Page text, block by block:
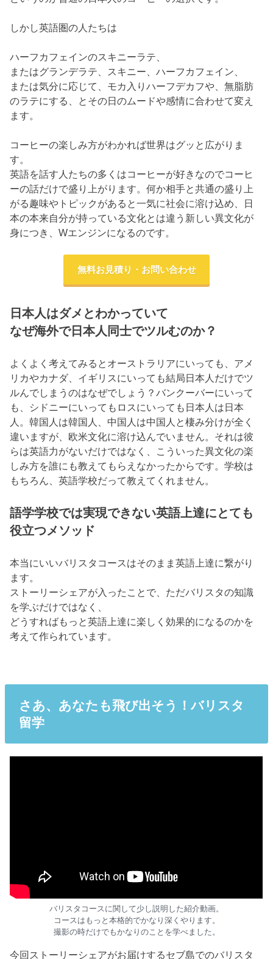
しかし英語圏の人たちは
ハーフカフェインのスキニーラテ、
またはグランデラテ、スキニー、ハーフカフェイン、
または気分に応じて、モカ入りハーフデカフや、無脂肪
のラテにする、とその日のムードや感情に合わせて変え
ます。
コーヒーの楽しみ方がわかれば世界はグッと広がりま
す。
英語を話す人たちの多くはコーヒーが好きなのでコーヒ
ーの話だけで盛り上がります。何か相手と共通の盛り上
がる趣味やトピックがあると一気に社会に溶け込め、日
本の本来自分が持っている文化とは違う新しい異文化が
身につき、Wエンジンになるのです。
無料お見積り・お問い合わせ
日本人はダメとわかっていて
なぜ海外で日本人同士でツルむのか？
よくよく考えてみるとオーストラリアにいっても、アメ
リカやカナダ、イギリスにいっても結局日本人だけでツ
ルんでしまうのはなぜでしょう？バンクーバーにいって
も、シドニーにいってもロスにいっても日本人は日本
人。韓国人は韓国人、中国人は中国人と棲み分けが全く
違いますが、欧米文化に溶け込んでいません。それは彼
らは英語力がないだけではなく、こういった異文化の楽
しみ方を誰にも教えてもらえなかったからです。学校は
もちろん、英語学校だって教えてくれません。
語学学校では実現できない英語上達にとても
役立つメソッド
本当にいいバリスタコースはそのまま英語上達に繋がり
ます。
ストーリーシェアが入ったことで、ただバリスタの知識
を学ぶだけではなく、
どうすればもっと英語上達に楽しく効果的になるのかを
考えて作られています。
さあ、あなたも飛び出そう！バリスタ
留学
バリスタコースに関して少し説明した紹介動画。
コースはもっと本格的でかなり深くやります。
撮影の時だけでもかなりのことを学べました。
今回ストーリーシェアがお届けするセブ島でのバリスタ